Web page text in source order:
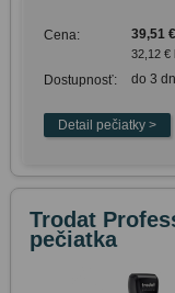
Cena: 39,51
32,12 €
Dostupnosť: do 3
Trodat
pečiatka